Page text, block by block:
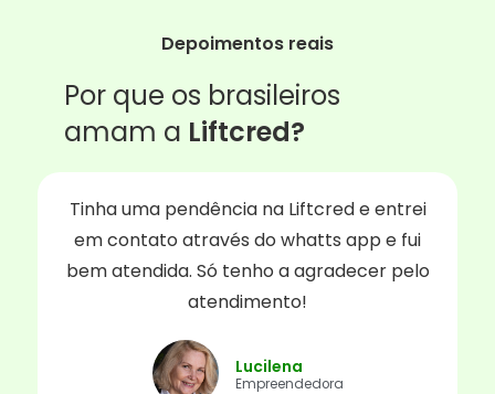
Depoimentos reais
Por que os brasileiros
amam a Liftcred?
Tinha uma pendência na Liftcred e entrei
em contato através do whatts app e fui
bem atendida. Só tenho a agradecer pelo
atendimento!
Lucilena
Empreendedora